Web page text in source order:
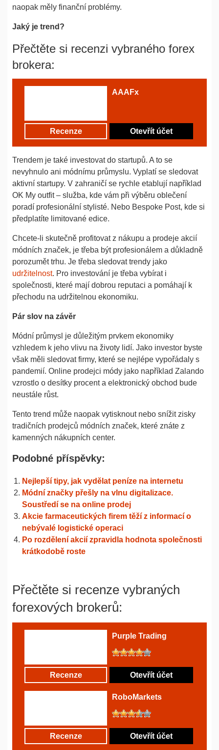
naopak měly finanční problémy.
Jaký je trend?
Přečtěte si recenzi vybraného forex
brokera:
AAAFx
Recenze Otevřít účet
Trendem je také investovat do startupů. A to se
nevyhnulo ani módnímu průmyslu. Vyplatí se sledovat
aktivní startupy. V zahraničí se rychle etablují například
OK My outfit – služba, kde vám při výběru oblečení
poradí profesionální stylisté. Nebo Bespoke Post, kde si
předplatíte limitované edice.
Chcete-li skutečně profitovat z nákupu a prodeje akcií
módních značek, je třeba být profesionálem a důkladně
porozumět trhu. Je třeba sledovat trendy jako
udržitelnost. Pro investování je třeba vybírat i
společnosti, které mají dobrou reputaci a pomáhají k
přechodu na udržitelnou ekonomiku.
Pár slov na závěr
Módní průmysl je důležitým prvkem ekonomiky
vzhledem k jeho vlivu na životy lidí. Jako investor byste
však měli sledovat firmy, které se nejlépe vypořádaly s
pandemií. Online prodejci módy jako například Zalando
vzrostlo o desítky procent a elektronický obchod bude
neustále růst.
Tento trend může naopak vytisknout nebo snížit zisky
tradičních prodejců módních značek, které znáte z
kamenných nákupních center.
Podobné příspěvky:
Nejlepší tipy, jak vydělat peníze na internetu
Módní značky přešly na vlnu digitalizace.
Soustředí se na online prodej
Akcie farmaceutických firem těží z informací o
nebývalé logistické operaci
Po rozdělení akcií zpravidla hodnota společnosti
krátkodobě roste
Přečtěte si recenze vybraných
forexových brokerů:
Purple Trading
Recenze Otevřít účet
RoboMarkets
Recenze Otevřít účet